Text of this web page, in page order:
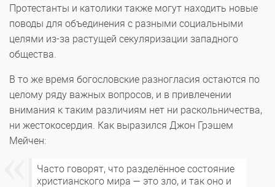
Протестанты и католики также могут находить новые
поводы для объединения с разными социальными
целями из-за растущей секуляризации западного
общества.
В то же время богословские разногласия остаются по
целому ряду важных вопросов, и в привлечении
внимания к таким различиям нет ни раскольничества,
ни жестокосердия. Как выразился Джон Грэшем
Мейчен:
Часто говорят, что разделённое состояние
христианского мира — это зло, и так оно и